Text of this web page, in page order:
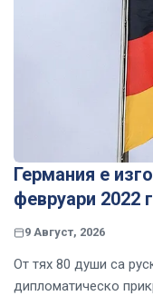
Германия е
февруари 2022
9 Август, 2026
От тях 80 души са
дипломатическо